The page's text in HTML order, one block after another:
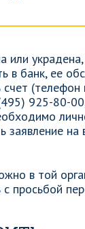
или
в банк, ее
(телефон
925-80-
заявление на
в той
просьбой